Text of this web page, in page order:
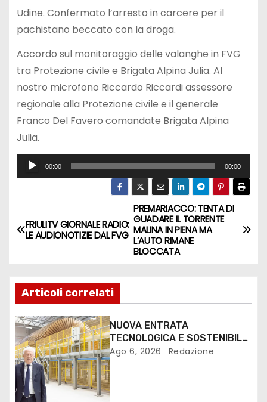
Udine. Confermato l’arresto in carcere per il
pachistano beccato con la droga.
Accordo sul monitoraggio delle valanghe in FVG
tra Protezione civile e Brigata Alpina Julia. Al
nostro microfono Riccardo Riccardi assessore
regionale alla Protezione civile e il generale
Franco Del Favero comandate Brigata Alpina
Julia.
u
o
r
00:00 00:00
PREMARIACCO: TENTA DI
GUADARE IL TORRENTE
MALINA IN PIENA MA
L’AUTO RIMANE
BLOCCATA
FRIULITV GIORNALE RADIO:
LE AUDIONOTIZIE DAL FVG
Articoli correlati
NUOVA ENTRATA
TECNOLOGICA E SOSTENIBILE
PER I MEZZI PESANTI ALLA
Ago 6, 2026 Redazione